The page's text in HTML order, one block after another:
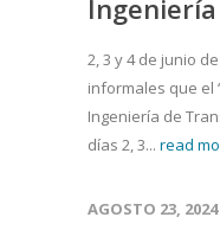
2, 3 y 4 de junio
informales que el
Ingeniería de
días 2, 3... read
AGOSTO 23, 2024